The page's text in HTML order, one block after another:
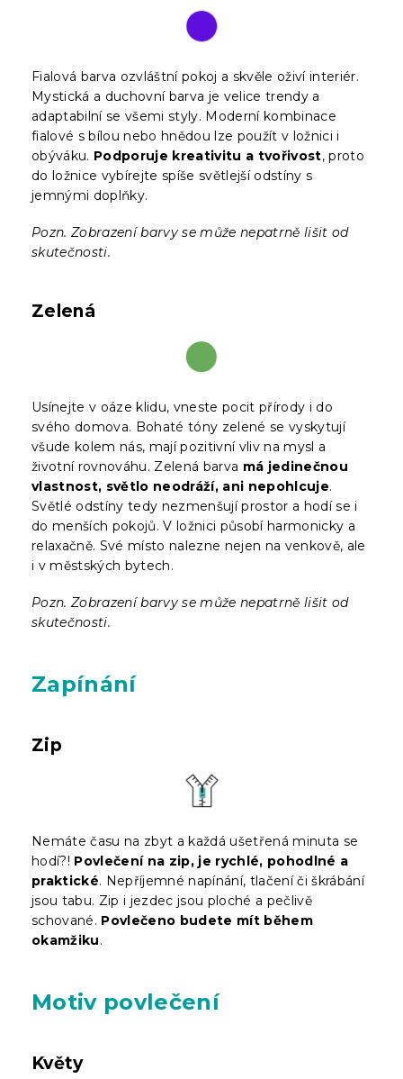
Fialová barva ozvláštní pokoj a skvěle oživí interiér.
Mystická a duchovní barva je velice trendy a
adaptabilní se všemi styly. Moderní kombinace
fialové s bílou nebo hnědou lze použít v ložnici i
obýváku. Podporuje kreativitu a tvořivost, proto
do ložnice vybírejte spíše světlejší odstíny s
jemnými doplňky.
Pozn. Zobrazení barvy se může nepatrně lišit od
skutečnosti.
Zelená
Usínejte v oáze klidu, vneste pocit přírody i do
svého domova. Bohaté tóny zelené se vyskytují
všude kolem nás, mají pozitivní vliv na mysl a
životní rovnováhu. Zelená barva má jedinečnou
vlastnost, světlo neodráží, ani nepohlcuje.
Světlé odstíny tedy nezmenšují prostor a hodí se i
do menších pokojů. V ložnici působí harmonicky a
relaxačně. Své místo nalezne nejen na venkově, ale
i v městských bytech.
Pozn. Zobrazení barvy se může nepatrně lišit od
skutečnosti.
Zapínání
Zip
Nemáte času na zbyt a každá ušetřená minuta se
hodí?! Povlečení na zip, je rychlé, pohodlné a
praktické. Nepříjemné napínání, tlačení či škrábání
jsou tabu. Zip i jezdec jsou ploché a pečlivě
schované. Povlečeno budete mít během
okamžiku.
Motiv povlečení
Květy